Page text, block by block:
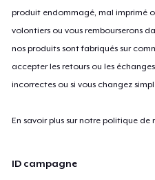
produit endommagé, mal imprimé
volontiers ou vous rembourserons
nos produits sont fabriqués sur
accepter les retours ou les
incorrectes ou si vous changez
En savoir plus sur notre politique de
ID campagne